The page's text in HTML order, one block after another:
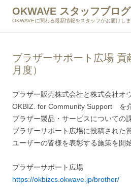
OKWAVE スタッフブログ
OKWAVEに関わる最新情報をスタッフがお届けしま
ブラザーサポート広場 貢
月度）
ブラザー販売株式会社と株式会社オ
OKBIZ. for Community Support を介
ブラザー製品・サービスについての
ブラザーサポート広場に投稿された
ユーザーの皆様を表彰する施策を開
ブラザーサポート広場
https://okbizcs.okwave.jp/brother/